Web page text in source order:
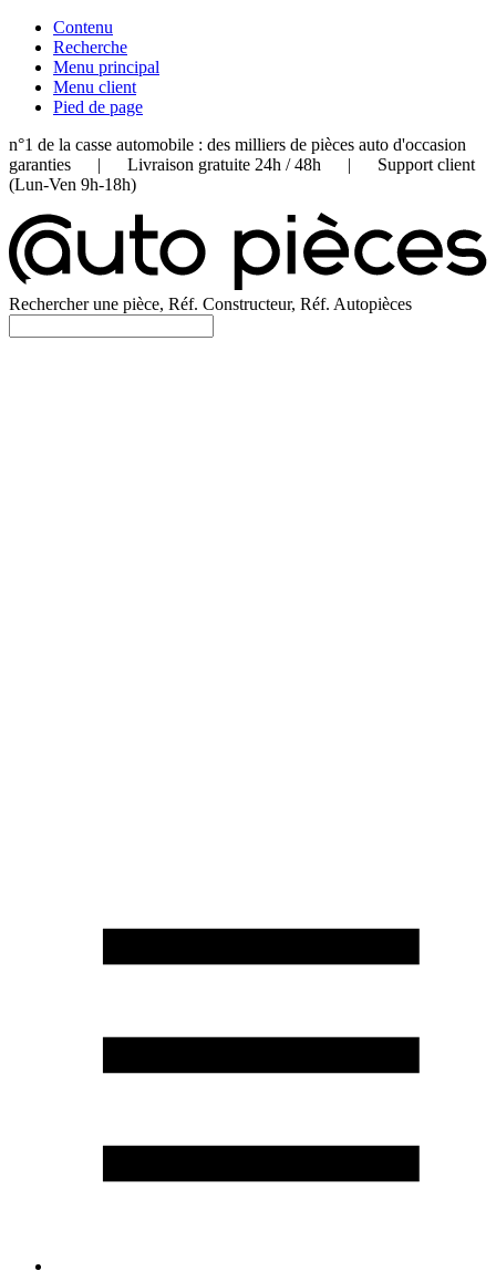
Contenu
Recherche
Menu principal
Menu client
Pied de page
n°1 de la casse automobile : des milliers de pièces auto d'occasion
garanties | Livraison gratuite 24h / 48h | Support client
(Lun-Ven 9h-18h)
Rechercher une pièce, Réf. Constructeur, Réf. Autopièces